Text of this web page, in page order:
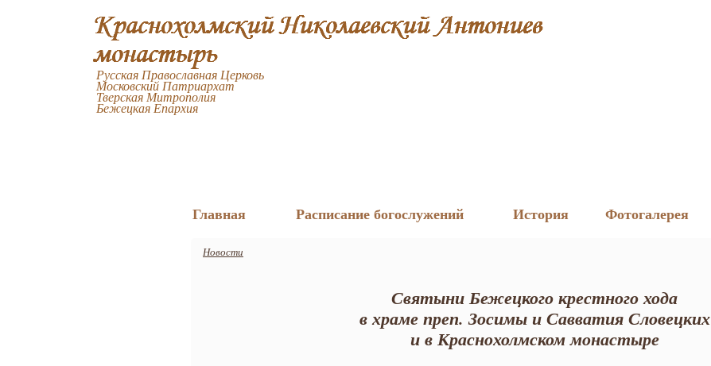
Русская Православная Церковь
Московский Патриархат
Тверская Митрополия
Бежецкая Епархия
Главная Расписание богослужений История Фотогалерея
Святыни Бежецкого крестного хода
в храме преп. Зосимы и Савватия Словецких
и в Краснохолмском монастыре
Новости